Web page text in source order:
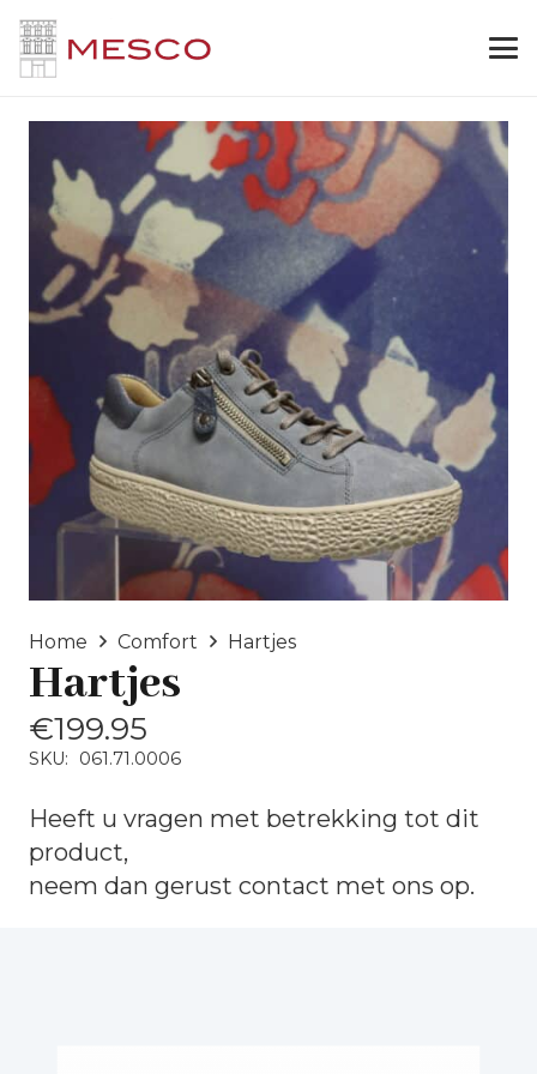
Home Comfort Hartjes
Hartjes
€199.95
SKU: 061.71.0006
Heeft u vragen met betrekking tot dit
product,
neem dan gerust contact met ons op.